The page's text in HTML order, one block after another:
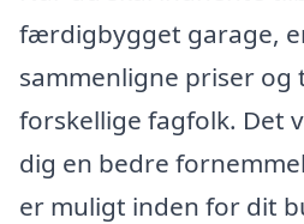
færdigbygget garage,
sammenligne priser og
forskellige fagfolk. Det
dig en bedre
er muligt inden for dit